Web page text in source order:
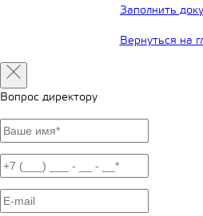
Заполнить
Вернуться на
Вопрос директору